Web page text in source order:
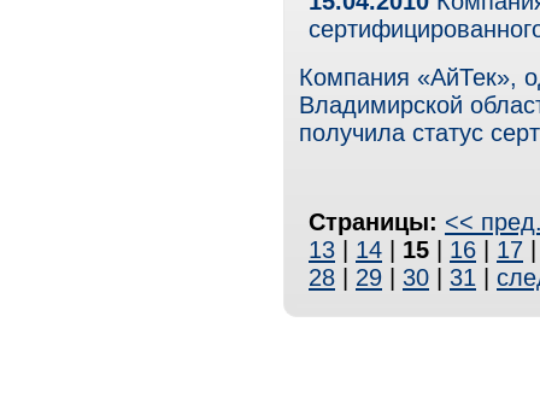
Компания «АйТек»,
Владимирской
получила статус
Страницы: <<
13
14 15 16 17
28
29 30 31